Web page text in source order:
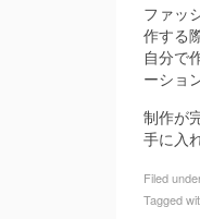
ファッ
作する
自分で
ーショ
制作が
手に入
Filed
Tagged